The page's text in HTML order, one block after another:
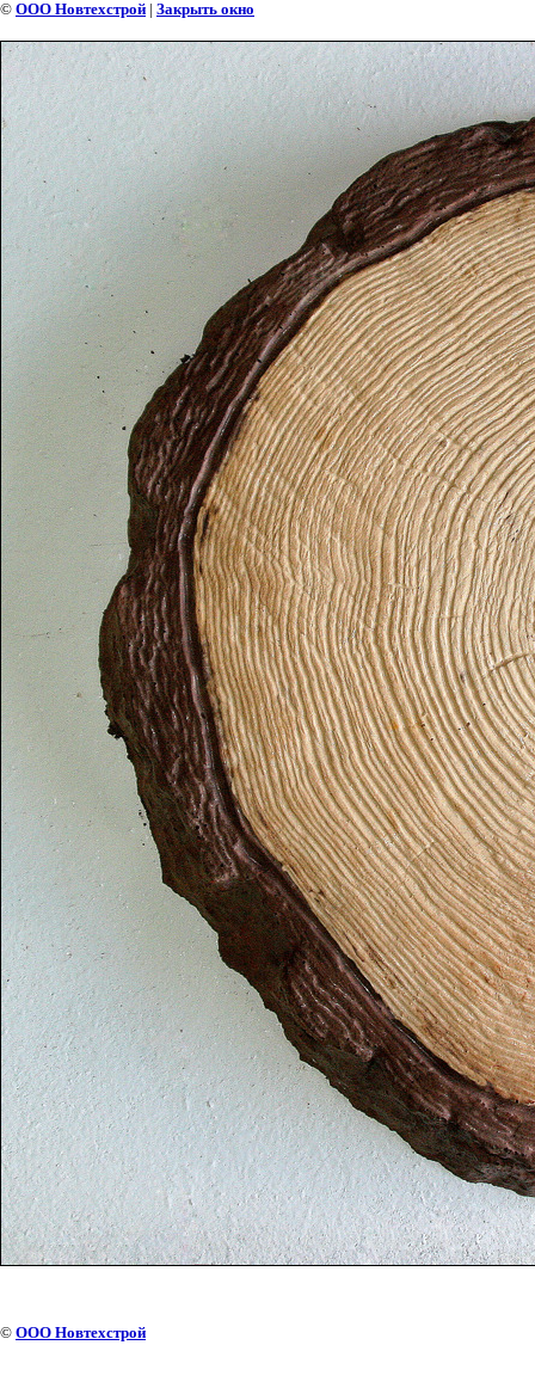
© ООО Новтехстрой | Закрыть окно
© ООО Новтехстрой